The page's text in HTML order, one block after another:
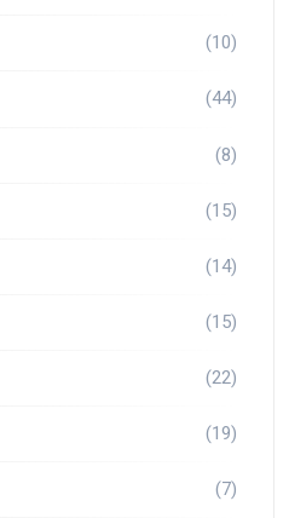
(10)
(44)
(8)
(15)
(14)
(15)
(22)
(19)
(7)